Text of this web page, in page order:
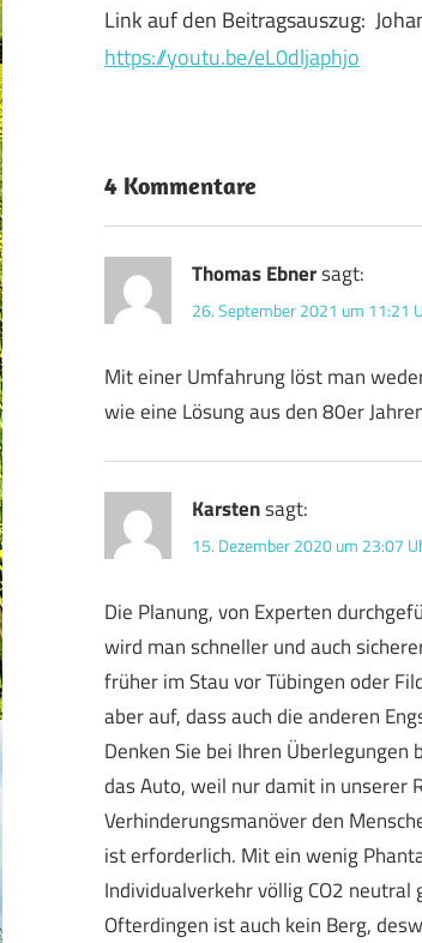
Link auf den Beitragsauszug:
https://youtu.be/eL0dljaphjo
4 Kommentare
Thomas Ebnersagt:
26. September 2021 um 11:21
Mit einer Umfahrung löst man
wie eine Lösung aus den 80er
Karstensagt:
15. Dezember 2020 um 23:07
Die Planung, von Experten
wird man schneller und auch
früher im Stau vor Tübingen oder
aber auf, dass auch die anderen
Denken Sie bei Ihren
das Auto, weil nur damit in unserer
Verhinderungsmanöver den
ist erforderlich. Mit ein wenig
Individualverkehr völlig CO2
Ofterdingen ist auch kein Berg,